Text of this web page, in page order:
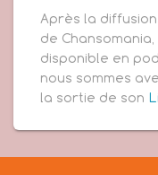
Après la
de
disponible en
nous sommes
la sortie de son